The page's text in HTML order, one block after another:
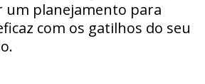
um planejamento para
com os gatilhos do seu